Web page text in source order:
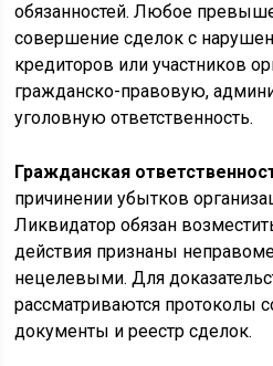
обязанностей. Любое
совершение сделок с
кредиторов или участников
гражданско-правовую,
уголовную ответственность.
Гражданская
причинении убытков
Ликвидатор обязан
действия признаны
нецелевыми. Для
рассматриваются протоколы
документы и реестр сделок.